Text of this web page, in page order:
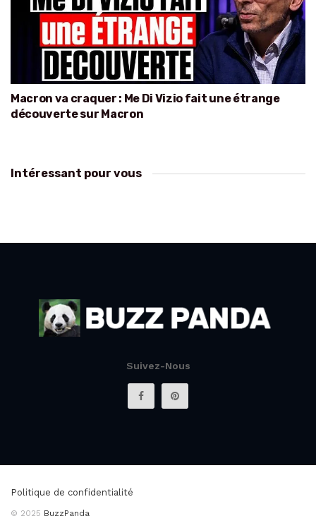
Macron va craquer : Me Di Vizio fait une étrange
découverte sur Macron
Intéressant pour vous
Suivez-Nous
Politique de confidentialité
© 2025 BuzzPanda